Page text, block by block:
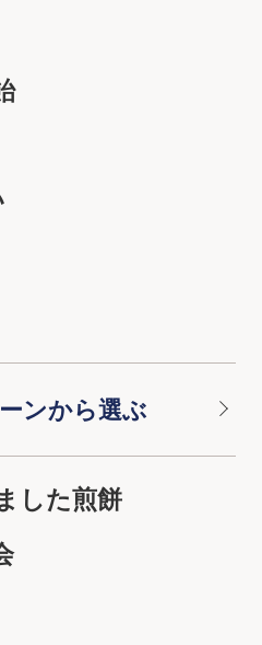
ンから選ぶ
した煎餅